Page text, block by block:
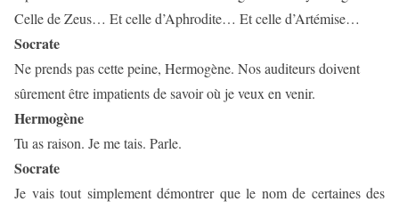
Celle de Zeus… Et celle d’Aphrodite… Et celle d’Artémise…
Socrate
Ne prends pas cette peine, Hermogène. Nos auditeurs doivent
sûrement être impatients de savoir où je veux en venir.
Hermogène
Tu as raison. Je me tais. Parle.
Socrate
Je vais tout simplement démontrer que le nom de certaines des